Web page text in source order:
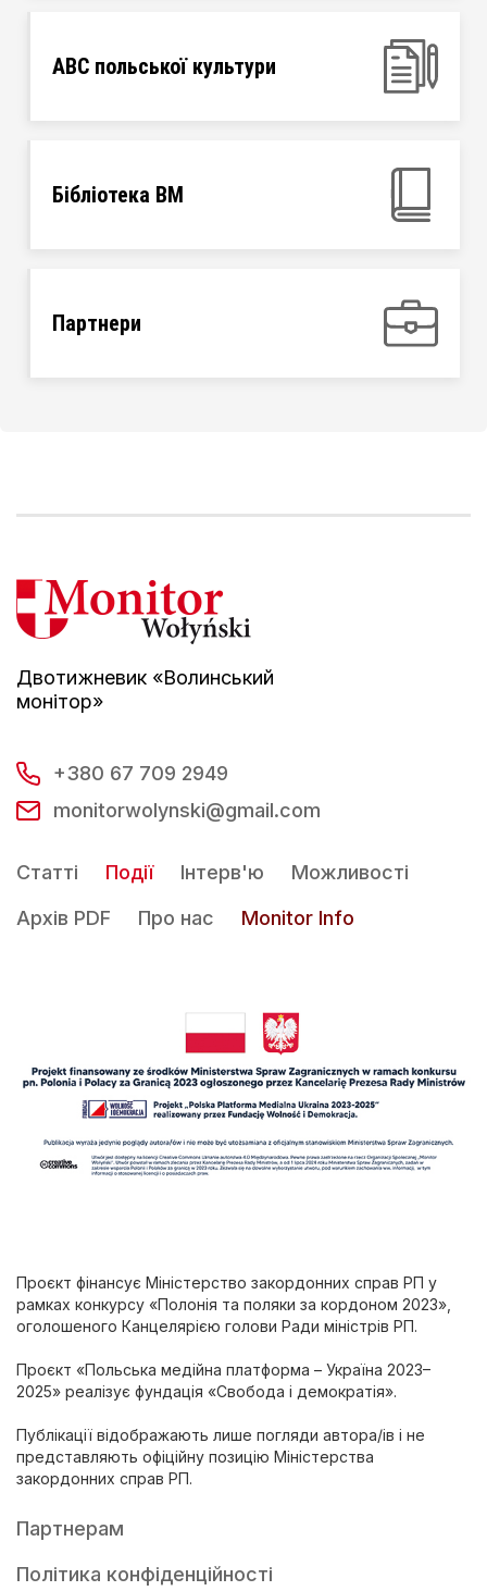
ABC польської культури
Бібліотека ВМ
Партнери
Двотижневик «Волинський
монітор»
+380 67 709 2949
monitorwolynski@gmail.com
Статті Події Інтерв'ю
Можливості
Архів PDF
Про нас Monitor Info
Проєкт фінансує Міністерство закордонних справ РП у
рамках конкурсу «Полонія та поляки за кордоном 2023»,
оголошеного Канцелярією голови Ради міністрів РП.
Проєкт «Польська медійна платформа – Україна 2023–
2025» реалізує фундація «Свобода і демократія».
Публікації відображають лише погляди автора/ів і не
представляють офіційну позицію Міністерства
закордонних справ РП.
Партнерам
Політика конфіденційності